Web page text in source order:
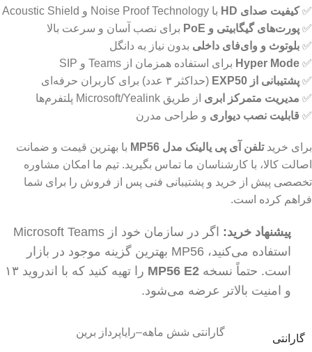
✅کیفیت صدای HD
با Noise Proof Technology و Acoustic Shield
✅ پورت‌های گیگابیتی و PoE
برای نصب آسان و سرعت بالا
✅ بلوتوث و وای‌فای داخلی بدون نیاز به دانگل
✅
Hyper Mode برای استفاده همزمان از Teams و SIP
✅ پشتیبانی از EXP50
(حداکثر ۳ عدد) برای کاربران حرفه‌ای
✅ مدیریت متمرکز ابری از طریق Microsoft/Yealink پلتفرم‌ها
✅ قابلیت نصب دیواری و طراحی مدرن
برای خریدتلفن آی پی یالینک مدل MP56
با بهترین قیمت و ضمانت
اصالت کالا، با کارشناسان ما تماس بگیرید. تیم ما امکان مشاوره
تخصصی پیش از خرید و پشتیبانی فنی پس از فروش را برای شما
فراهم کرده است.
پیشنهاد خرید:
اگر در سازمان خود از Microsoft Teams
استفاده می‌کنید، MP56 بهترین گزینه موجود در بازار
است. حتماً نسخه MP56 E2
را تهیه کنید که با اندروید ۱۳
و امنیت بالاتر عرضه می‌شود.
گارانتی
گارانتی شش ماهه–رایاپرداز برین